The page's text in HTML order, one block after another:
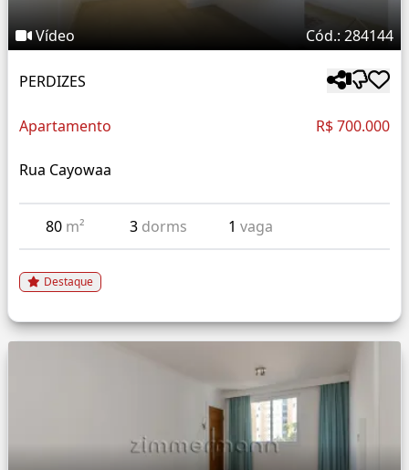
Vídeo Cód.: 284144
PERDIZES
Apartamento R$ 700.000
Rua Cayowaa
80 m² 3 dorms 1vaga
Destaque